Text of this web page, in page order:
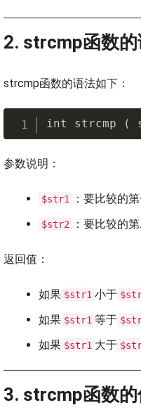
2. strcmp函数
strcmp函数的语法如下：
int strcmp (
参数说明：
$str1 ：要比较的
$str2 ：要比较的
返回值：
如果 $str1 小于
如果 $str1 等于
如果 $str1 大于
3. strcmp函数的